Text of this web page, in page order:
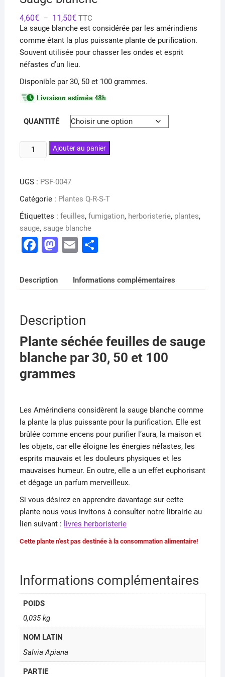
4,60€ – 11,50€Plage
de
prix :
4,60€
à
11,50€
TTC
La sauge blanche est considérée par les amérindiens
comme étant la plus puissante plante de purification.
Souvent utilisée pour chasser les ondes et esprit
néfastes d’un lieu.
Disponible par 30, 50 et 100 grammes.
QUANTITÉ
quantité
de
blanche
Ajouter au panier
UGS : PSF-0047
Catégorie : Plantes Q-R-S-T
Étiquettes : feuilles, fumigation, herboristerie, plantes,
sauge, sauge blanche
F
c
e
o
o
k
M
st
o
o
n
E
ai
l
P
ta
g
Description Informations complémentaires
Description
Plante séchée feuilles de sauge
blanche par 30, 50 et 100
grammes
Les Amérindiens considèrent la sauge blanche comme
la plante la plus puissante pour la purification. Elle est
brûlée comme encens pour purifier l’aura, la maison et
les objets, car elle éloigne les énergies néfastes, les
esprits mauvais et les douleurs physiques et les
mauvaises humeur. En outre, elle a un effet euphorisant
et dégage un parfum merveilleux.
Si vous désirez en apprendre davantage sur cette
plante nous vous invitons à consulter notre librairie au
lien suivant : livres herboristerie
Cette plante n’est pas destinée à la consommation alimentaire!
Informations complémentaires
POIDS
0,035 kg
NOM LATIN
Salvia Apiana
PARTIE